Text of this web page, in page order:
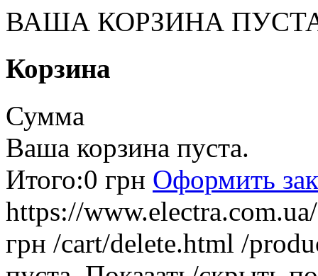
ВАША КОРЗИНА
Корзина
Сумма
Ваша корзина пуста.
Итого:0 грн Оформить
https://
грн /cart/delete.html /